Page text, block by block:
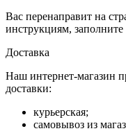
Вас перенаправит на
инструкциям,
Доставка
Наш интернет-магазин
доставки:
курьерская;
самовывоз из